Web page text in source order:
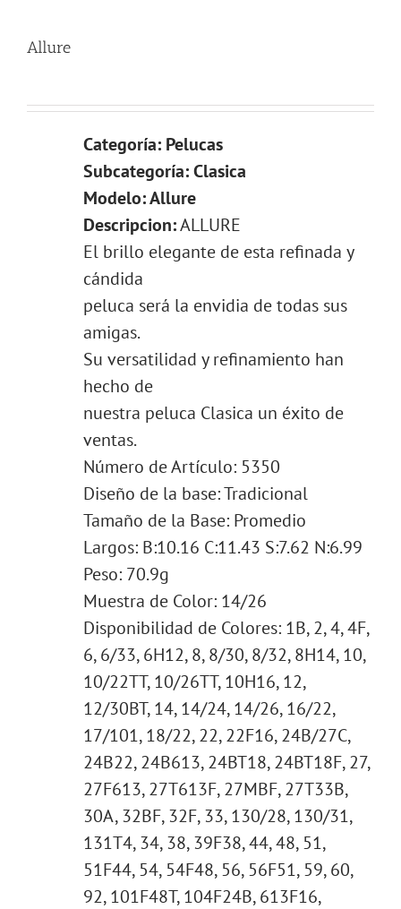
Allure
Categoría: Pelucas
Subcategoría: Clasica
Modelo: Allure
Descripcion:ALLURE
El brillo elegante de esta refinada y
cándida
peluca será la envidia de todas sus
amigas.
Su versatilidad y refinamiento han
hecho de
nuestra peluca Clasica un éxito de
ventas.
Número de Artículo: 5350
Diseño de la base: Tradicional
Tamaño de la Base: Promedio
Largos: B:10.16 C:11.43 S:7.62 N:6.99
Peso: 70.9g
Muestra de Color: 14/26
Disponibilidad de Colores: 1B, 2, 4, 4F,
6, 6/33, 6H12, 8, 8/30, 8/32, 8H14, 10,
10/22TT, 10/26TT, 10H16, 12,
12/30BT, 14, 14/24, 14/26, 16/22,
17/101, 18/22, 22, 22F16, 24B/27C,
24B22, 24B613, 24BT18, 24BT18F, 27,
27F613, 27T613F, 27MBF, 27T33B,
30A, 32BF, 32F, 33, 130/28, 130/31,
131T4, 34, 38, 39F38, 44, 48, 51,
51F44, 54, 54F48, 56, 56F51, 59, 60,
92, 101F48T, 104F24B, 613F16,